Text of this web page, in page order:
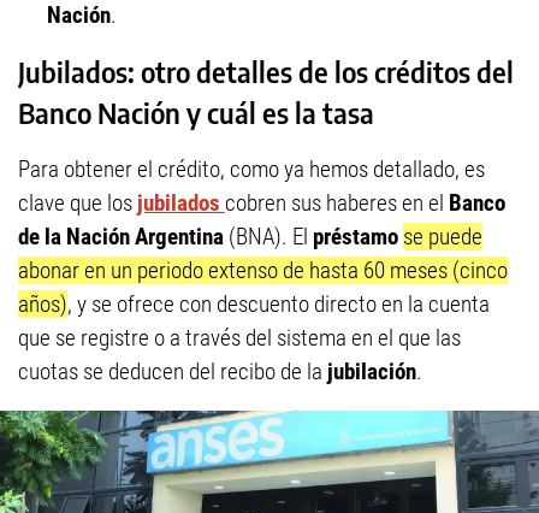
Nación.
Jubilados: otro detalles de los créditos del
Banco Nación y cuál es la tasa
Para obtener el crédito, como ya hemos detallado, es
clave que los jubilados cobren sus haberes en el Banco
de la Nación Argentina (BNA). El préstamo se puede
abonar en un periodo extenso de hasta 60 meses (cinco
años), y se ofrece con descuento directo en la cuenta
que se registre o a través del sistema en el que las
cuotas se deducen del recibo de la jubilación.